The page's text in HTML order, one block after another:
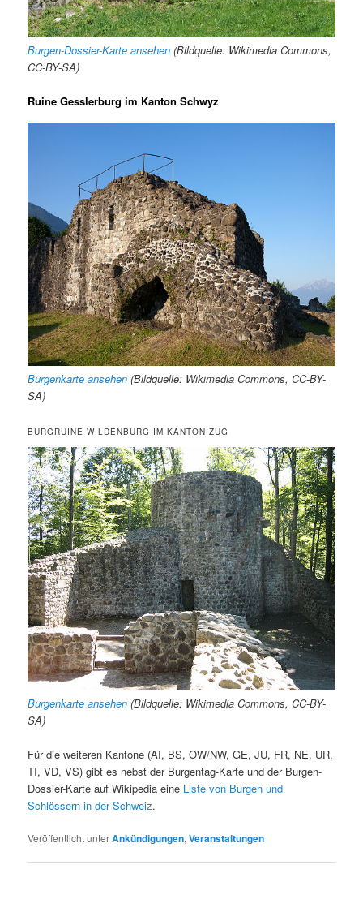
Burgen-Dossier-Karte ansehen (Bildquelle: Wikimedia Commons,
CC-BY-SA)
Ruine Gesslerburg im Kanton Schwyz
Burgenkarte ansehen (Bildquelle: Wikimedia Commons, CC-BY-
SA)
BURGRUINE WILDENBURG IM KANTON ZUG
Burgenkarte ansehen (Bildquelle: Wikimedia Commons, CC-BY-
SA)
Für die weiteren Kantone (AI, BS, OW/NW, GE, JU, FR, NE, UR,
TI, VD, VS) gibt es nebst der Burgentag-Karte und der Burgen-
Dossier-Karte auf Wikipedia eine Liste von Burgen und
Schlössern in der Schweiz.
Veröffentlicht unterAnkündigungen,Veranstaltungen